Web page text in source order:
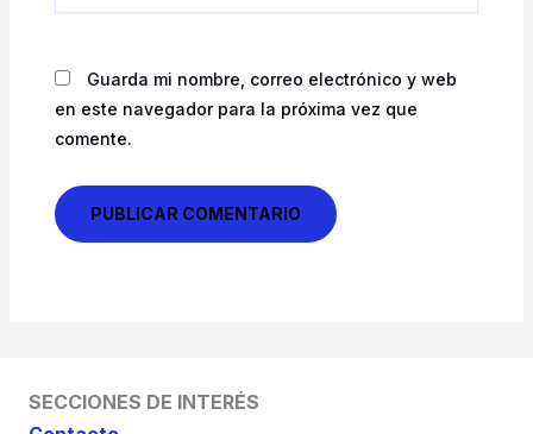
Guarda mi nombre, correo electrónico y web
en este navegador para la próxima vez que
comente.
SECCIONES DE INTERÉS